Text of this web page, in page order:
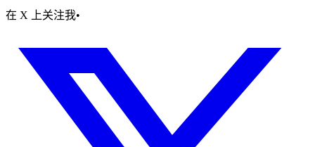
在 X 上关注我•